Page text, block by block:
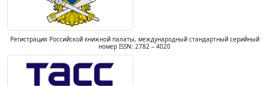
Регистрация Российской книжной палаты, международный стандартный серийный
номер ISSN: 2782 – 4020